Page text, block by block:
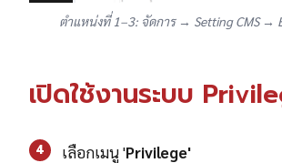
ตำแหน่งที่ 1–3: จัดการ → Setting CMS →
เปิดใช้งานระบบ
4 เลือกเมนู 'Privilege'